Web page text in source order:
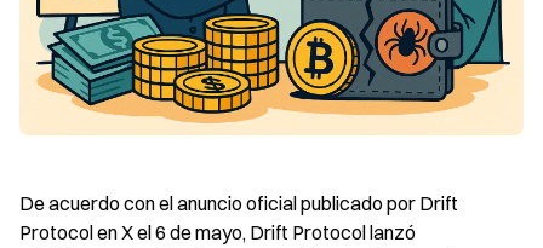
De acuerdo con el anuncio oficial publicado por Drift
Protocol en X el 6 de mayo, Drift Protocol lanzó